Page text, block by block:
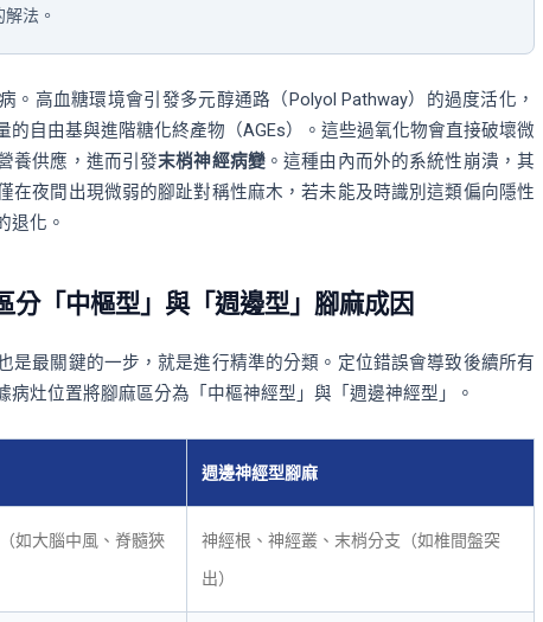
法。
。高血糖環境會引發多元醇通路（Polyol Pathway）的過度活化，
的自由基與進階糖化終產物（AGEs）。這些過氧化物會直接破壞微
養供應，進而引發末梢神經病變 。這種由內而外的系統性崩潰，其
在夜間出現微弱的腳趾對稱性麻木，若未能及時識別這類偏向隱性
退化。
分「中樞型」與「週邊型」腳麻成因
是最關鍵的一步，就是進行精準的分類。定位錯誤會導致後續所有
灶位置將腳麻區分為「中樞神經型」與「週邊神經型」。
週邊神經型腳麻
如大腦中風、脊髓狹
神經根、神經叢、末梢分支（如椎間盤突
出）